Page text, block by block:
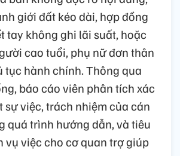
giới đất kéo dài, hợp đồng
tay không ghi lãi suất, hoặc
cao tuổi, phụ nữ đơn thân
tục hành chính. Thông qua
báo cáo viên phân tích xác
sự việc, trách nhiệm của cán
quá trình hướng dẫn, và tiêu
vụ việc cho cơ quan trợ giúp